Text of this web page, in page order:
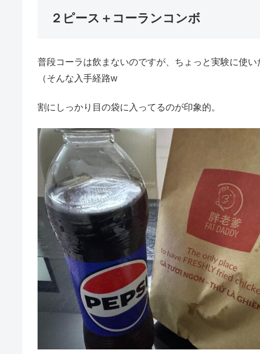
２ピース＋コーランコンボ
普段コーラは飲まないのですが、ちょっと実験に使
（そんな入手経路w
割にしっかり目の袋に入ってるのが印象的。